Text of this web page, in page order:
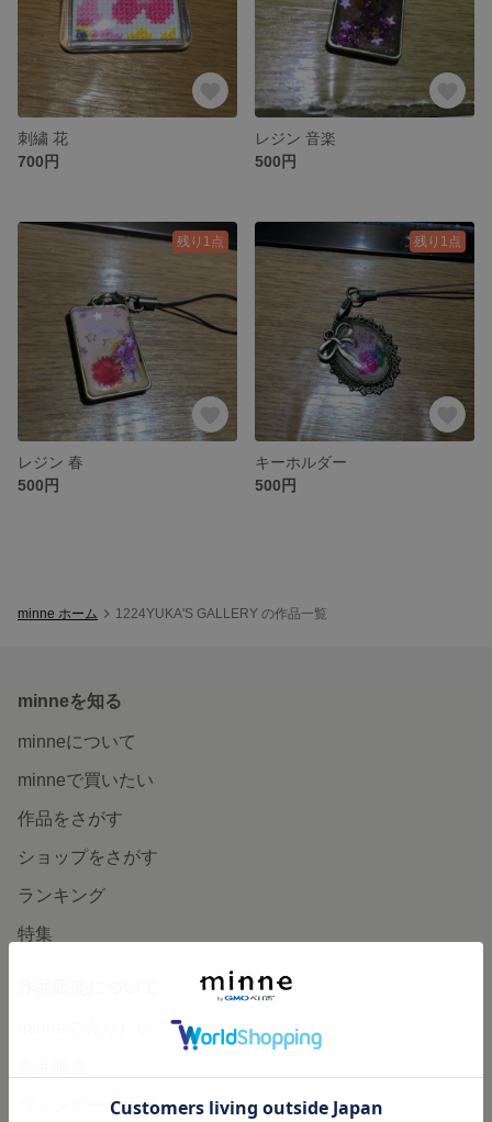
刺繍 花
700円
レジン 音楽
500円
残り1点
レジン 春
500円
残り1点
キーホルダー
500円
minne ホーム 1224YUKA'S GALLERY の作品一覧
minneを知る
minneについて
minneで買いたい
作品をさがす
ショップをさがす
ランキング
特集
ヴィンテージ販売